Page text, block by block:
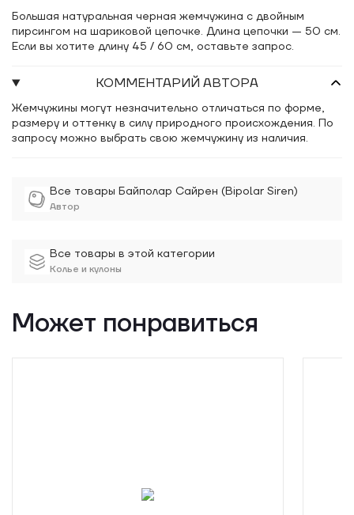
Все товары Байполар Сайрен (Bipolar Siren)
Автор
Все товары в этой категории
Колье и кулоны
Большая натуральная черная жемчужина с двойным
пирсингом на шариковой цепочке. Длина цепочки — 50 см.
Если вы хотите длину 45 / 60 см, оставьте запрос.
КОММЕНТАРИЙ АВТОРА
Жемчужины могут незначительно отличаться по форме,
размеру и оттенку в силу природного происхождения. По
запросу можно выбрать свою жемчужину из наличия.
Может понравиться